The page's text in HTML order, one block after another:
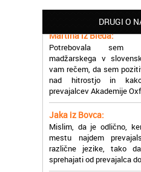
DRUGI O
Martina iz Bleda:
Potrebovala sem
madžarskega v
vam rečem, da sem
nad hitrostjo in
prevajalcev Akademije
Jaka iz Bovca:
mestu najdem
različne jezike, tako
sprehajati od prevajalca
Eva iz Brežic: